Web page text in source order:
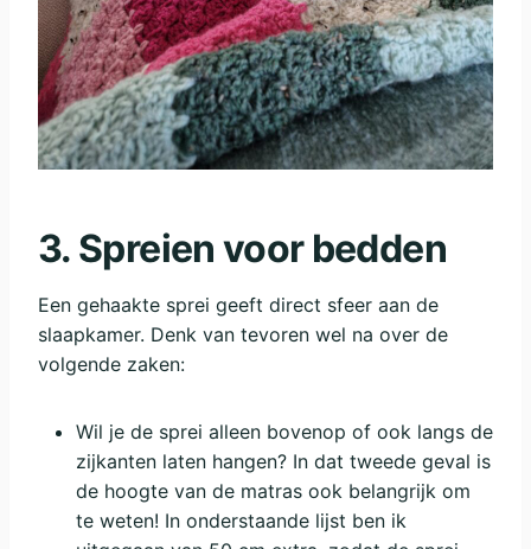
3. Spreien voor bedden
Een gehaakte sprei geeft direct sfeer aan de
slaapkamer. Denk van tevoren wel na over de
volgende zaken:
Wil je de sprei alleen bovenop of ook langs de
zijkanten laten hangen? In dat tweede geval is
de hoogte van de matras ook belangrijk om
te weten! In onderstaande lijst ben ik